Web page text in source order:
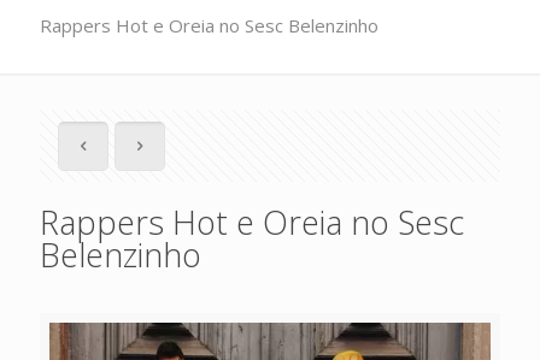
Rappers Hot e Oreia no Sesc Belenzinho
Rappers Hot e Oreia no Sesc
Belenzinho